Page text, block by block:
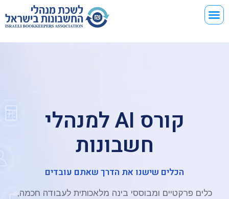
קורס AI למנה"ח
קורס AI למנהלי
חשבונות
הכלים שישנו את הדרך שאתם עובדים
כלים פרקטיים ומבוססי בינה מלאכותית לעבודה חכמה,